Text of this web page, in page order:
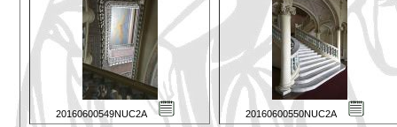
20160600549NUC2A 20160600550NUC2A